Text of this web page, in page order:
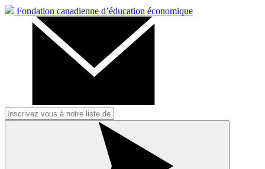
Fondation canadienne d’éducation économique